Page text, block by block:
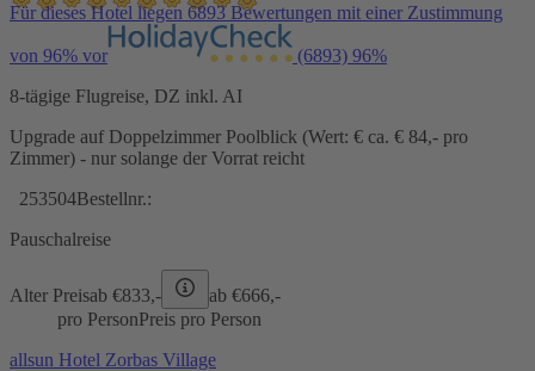
Für dieses Hotel liegen 6893 Bewertungen mit einer Zustimmung
von 96% vor (6893) 96%
8-tägige Flugreise, DZ inkl. AI
Upgrade auf Doppelzimmer Poolblick (Wert: € ca. € 84,- pro
Zimmer) - nur solange der Vorrat reicht
253504Bestellnr.:
Pauschalreise
Alter Preisab €833,- ab €666,-
pro PersonPreis pro Person
allsun Hotel Zorbas Village